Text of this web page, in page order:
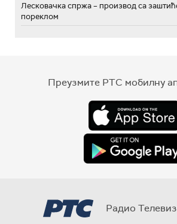
Лесковачка спржа – производ са
пореклом
Преузмите РТС мобилну
Радио